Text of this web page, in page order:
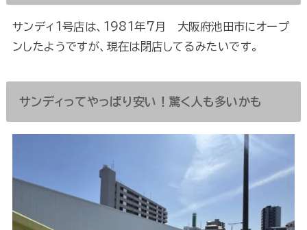
サンディ1号店は、1981年7月 大阪府池田市にオープ
ンしたようですが、現在は閉店してるみたいです。
サンディってやっぱり安い！驚く人も多いかも